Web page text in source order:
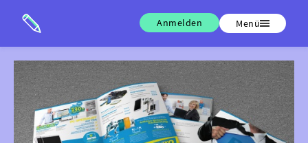
Anmelden Menü